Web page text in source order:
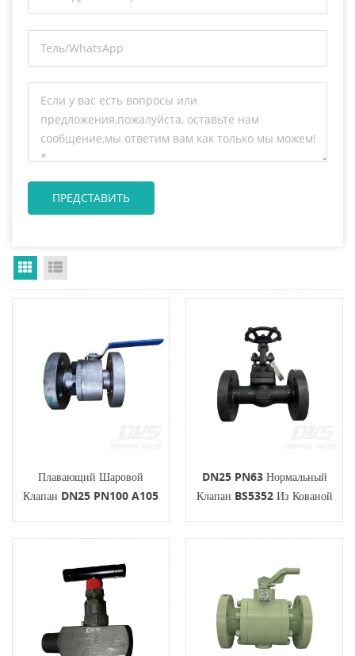
Grid View
Плавающий Шаровой
Клапан DN25 PN100 A105
DN25 PN63 Нормальный
Клапан BS5352 Из Кованой